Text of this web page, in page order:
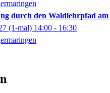
durch den Waldlehrpfad am
(1-mal) 14:00 - 16:30